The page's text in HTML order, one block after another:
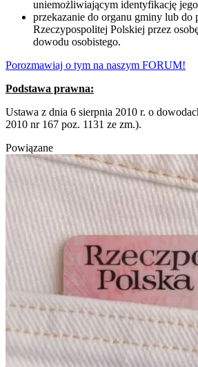
uniemożliwiającym identyfikację jego
przekazanie do organu gminy lub do
Rzeczypospolitej Polskiej przez
dowodu osobistego.
Porozmawiaj o tym na naszym FORUM!
Podstawa prawna:
Ustawa z dnia 6 sierpnia 2010 r. o
2010 nr 167 poz. 1131 ze zm.).
Powiązane